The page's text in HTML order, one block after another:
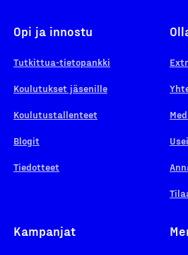
Opi ja innostu
Tutkittua-tietopankki
Koulutukset jäsenille
Koulutustallenteet
Blogit
Tiedotteet
Kampanjat